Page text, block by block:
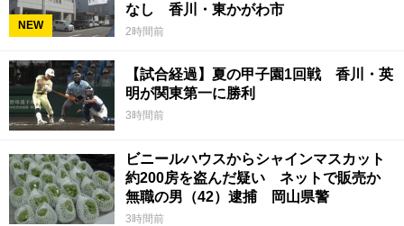
NEW
なし 香川・東かがわ市
2時間前
【試合経過】夏の甲子園1回戦 香川・英
明が関東第一に勝利
3時間前
ビニールハウスからシャインマスカット
約200房を盗んだ疑い ネットで販売か
無職の男（42）逮捕 岡山県警
3時間前